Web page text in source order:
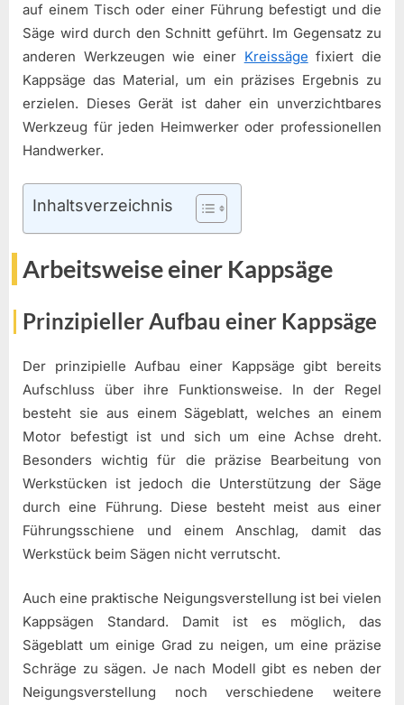
auf einem Tisch oder einer Führung befestigt und die
Säge wird durch den Schnitt geführt. Im Gegensatz zu
anderen Werkzeugen wie einer Kreissäge fixiert die
Kappsäge das Material, um ein präzises Ergebnis zu
erzielen. Dieses Gerät ist daher ein unverzichtbares
Werkzeug für jeden Heimwerker oder professionellen
Handwerker.
Inhaltsverzeichnis
Arbeitsweise einer Kappsäge
Prinzipieller Aufbau einer Kappsäge
Der prinzipielle Aufbau einer Kappsäge gibt bereits
Aufschluss über ihre Funktionsweise. In der Regel
besteht sie aus einem Sägeblatt, welches an einem
Motor befestigt ist und sich um eine Achse dreht.
Besonders wichtig für die präzise Bearbeitung von
Werkstücken ist jedoch die Unterstützung der Säge
durch eine Führung. Diese besteht meist aus einer
Führungsschiene und einem Anschlag, damit das
Werkstück beim Sägen nicht verrutscht.
Auch eine praktische Neigungsverstellung ist bei vielen
Kappsägen Standard. Damit ist es möglich, das
Sägeblatt um einige Grad zu neigen, um eine präzise
Schräge zu sägen. Je nach Modell gibt es neben der
Neigungsverstellung noch verschiedene weitere